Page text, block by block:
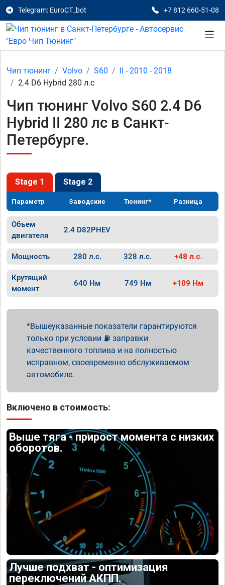
Telegram: EuroCT_bot +7 812 660-51-08
Чип тюнинг Volvo S60
II - 2010 - 2018
2.4 D6 Hybrid 280 л.с
Чип тюнинг Volvo S60 2.4 D6
Hybrid II 280 лс в Санкт-
Петербурге.
Stage 1 Stage 2
Параметр Заводские Тюнинг* Разница
Объем
двигателя
2.4 D82PHEV
Мощность 280 л.с. 328 л.с. +48 л.с.
Крутящий
момент
640 Нм 749 Нм +109 Нм
Вышеуказанные показатели гарантируются
только при условии ⛽ заправки
качественного топлива и на полностью
исправном, своевременно обслуживаемом
автомобиле.
Включено в стоимость:
Выше тяга - прирост момента с низких
оборотов.
Лучше подхват - оптимизация
переключений АКПП.